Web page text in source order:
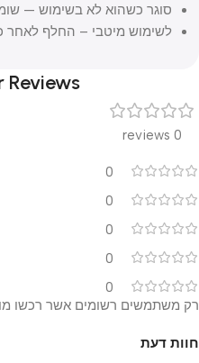
סוגר כשהוא לא בשימוש —
לשימוש מיטבי – החלף לאחר כ־3 חודשי שימוש
Reviews
0 reviews
0
0
0
0
0
חוות דעת
רק משתמשים רשומים אשר רכשו